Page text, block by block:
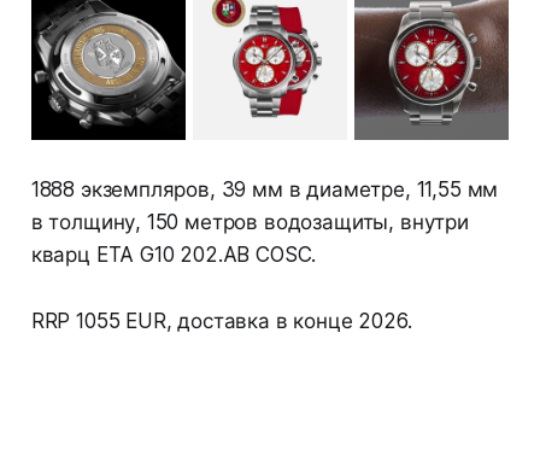
1888 экземпляров, 39 мм в диаметре, 11,55 мм
в толщину, 150 метров водозащиты, внутри
кварц ETA G10 202.AB COSC.
RRP 1055 EUR, доставка в конце 2026.